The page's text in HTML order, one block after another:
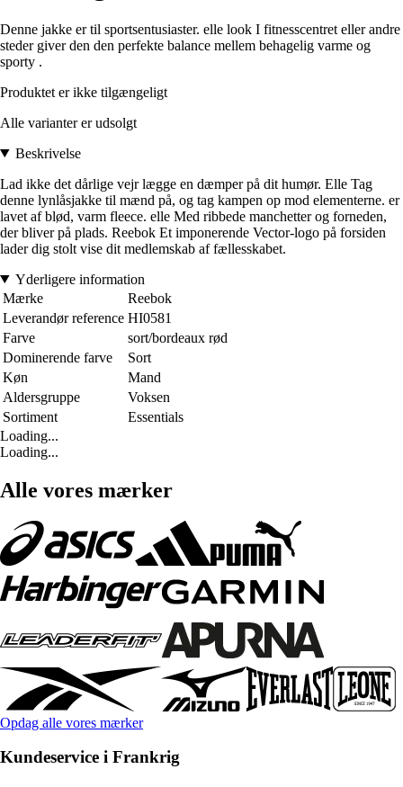
Denne jakke er til sportsentusiaster. elle look I fitnesscentret eller andre
steder giver den den perfekte balance mellem behagelig varme og
sporty .
Produktet er ikke tilgængeligt
Alle varianter er udsolgt
Beskrivelse
Lad ikke det dårlige vejr lægge en dæmper på dit humør. Elle Tag
denne lynlåsjakke til mænd på, og tag kampen op mod elementerne. er
lavet af blød, varm fleece. elle Med ribbede manchetter og forneden,
der bliver på plads. Reebok Et imponerende Vector-logo på forsiden
lader dig stolt vise dit medlemskab af fællesskabet.
Yderligere information
Mærke
Reebok
Leverandør reference HI0581
Farve
sort/bordeaux rød
Dominerende farve
Sort
Køn
Mand
Aldersgruppe
Voksen
Sortiment
Essentials
Loading...
Loading...
Alle vores mærker
Opdag alle vores mærker
Kundeservice i Frankrig